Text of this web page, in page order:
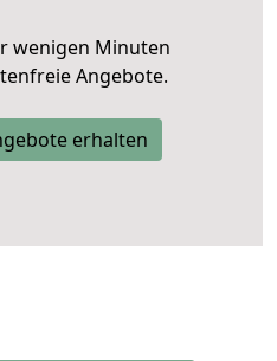
wenigen Minuten
Angebote.
erhalten